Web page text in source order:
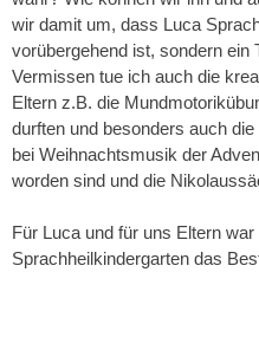
wir damit um, dass Luca
vorübergehend ist, sondern ein
Vermissen tue ich auch die
Eltern z.B. die
durften und besonders auch
bei Weihnachtsmusik der
worden sind und die
Für Luca und für uns Eltern war
Sprachheilkindergarten das